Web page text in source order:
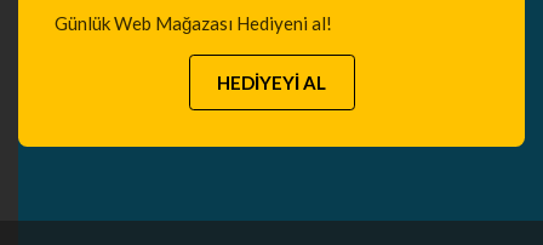
Günlük Web Mağazası Hediyeni al!
HEDİYEYİ AL